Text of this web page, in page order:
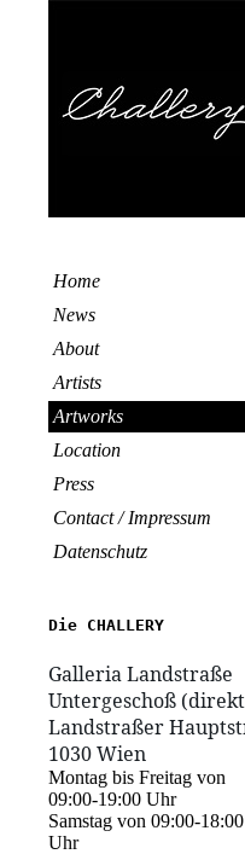
Home
News
About
Artists
Artworks
Location
Press
Contact / Impressum
Datenschutz
1030 Wien
Montag bis Freitag von
09:00-19:00 Uhr
Samstag von 09:00-18:00
Uhr